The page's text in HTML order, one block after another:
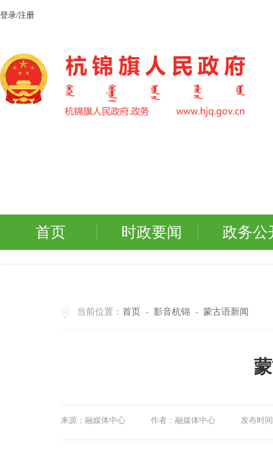
登录/注册
首页 时政要闻 政务公
当前位置： 首页 - 影音杭锦 - 蒙古语新闻
来源： 融媒体中心 作者： 融媒体中心 发布时间